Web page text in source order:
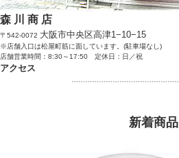
森 川 商 店
〒542-0072 大阪市中央区高津1−10−15
※店舗入口は松屋町筋に面しています。(駐車場なし)
店舗営業時間：8:30～17:50 定休日：日／祝
アクセス
新着商品